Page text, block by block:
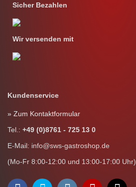
Sicher Bezahlen
Wir versenden mit
Kundenservice
» Zum Kontaktformular
Tel.: +49 (0)8761 - 725 13 0
E-Mail: info@sws-gastroshop.de
(Mo-Fr 8:00-12:00 und 13:00-17:00 Uhr)